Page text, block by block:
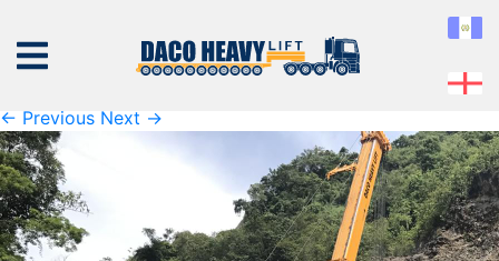
NOSOTROS
Published 04 de September de 2019at1600 × 1200
← Previous Next →